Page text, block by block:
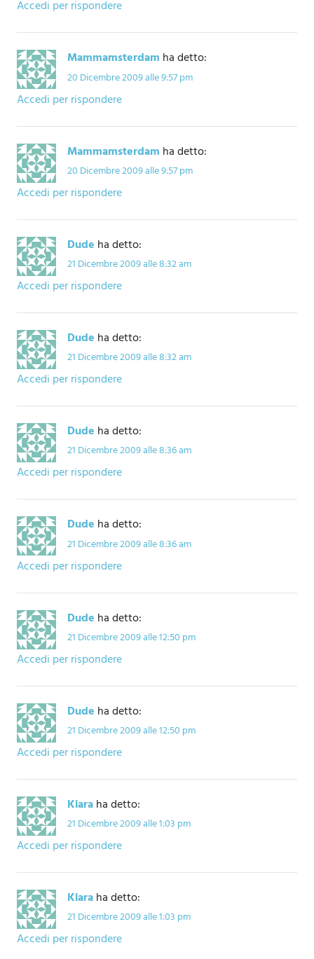
Accedi per rispondere
Mammamsterdam ha detto:
20 Dicembre 2009 alle 9:57 pm
Accedi per rispondere
Mammamsterdam ha detto:
20 Dicembre 2009 alle 9:57 pm
Accedi per rispondere
Dude ha detto:
21 Dicembre 2009 alle 8:32 am
Accedi per rispondere
Dude ha detto:
21 Dicembre 2009 alle 8:32 am
Accedi per rispondere
Dude ha detto:
21 Dicembre 2009 alle 8:36 am
Accedi per rispondere
Dude ha detto:
21 Dicembre 2009 alle 8:36 am
Accedi per rispondere
Dude ha detto:
21 Dicembre 2009 alle 12:50 pm
Accedi per rispondere
Dude ha detto:
21 Dicembre 2009 alle 12:50 pm
Accedi per rispondere
Kiaraha detto:
21 Dicembre 2009 alle 1:03 pm
Accedi per rispondere
Kiaraha detto:
21 Dicembre 2009 alle 1:03 pm
Accedi per rispondere